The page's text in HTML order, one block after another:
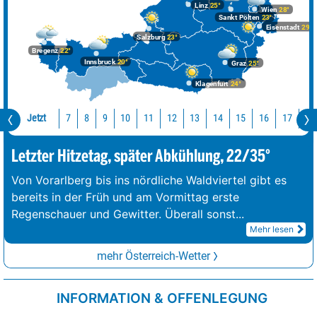
Bregenz22°
Graz25°
Innsbruck20°
Klagenfurt 24°
Linz25°
Salzburg23°
Wien 28°
Eisenstadt 29°
Sankt Pölten 23°
Jetzt 7 8 9 10 11 12 13 14 15 16 17 18
Letzter Hitzetag, später Abkühlung, 22/35°
Von Vorarlberg bis ins nördliche Waldviertel gibt es
bereits in der Früh und am Vormittag erste
Regenschauer und Gewitter. Überall sonst...
Mehr lesen
mehr Österreich-Wetter
INFORMATION & OFFENLEGUNG